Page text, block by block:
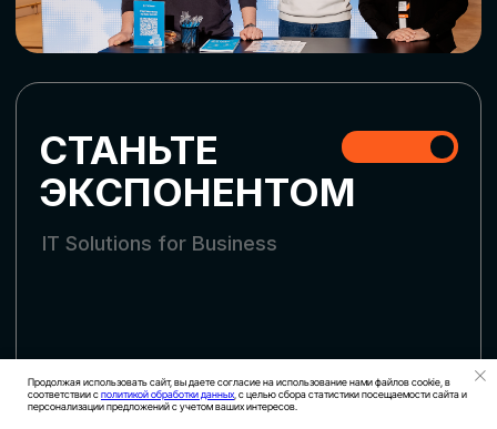
Продолжая использовать сайт, вы даете согласие на использование нами файлов cookie, в
соответствии сполитикой обработки данных , с целью сбора статистики посещаемости сайта и
персонализации предложений с учетом ваших интересов.
АККРЕДИТАЦИЯ СМИ